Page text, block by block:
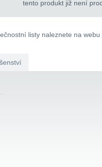
tento produkt již není
listy naleznete na webu